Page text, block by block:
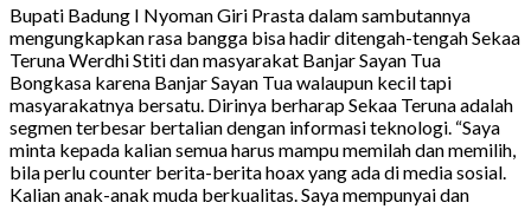
Bupati Badung I Nyoman Giri Prasta dalam sambutannya
mengungkapkan rasa bangga bisa hadir ditengah-tengah Sekaa
Teruna Werdhi Stiti dan masyarakat Banjar Sayan Tua
Bongkasa karena Banjar Sayan Tua walaupun kecil tapi
masyarakatnya bersatu. Dirinya berharap Sekaa Teruna adalah
segmen terbesar bertalian dengan informasi teknologi. “Saya
minta kepada kalian semua harus mampu memilah dan memilih,
bila perlu counter berita-berita hoax yang ada di media sosial.
Kalian anak-anak muda berkualitas. Saya mempunyai dan